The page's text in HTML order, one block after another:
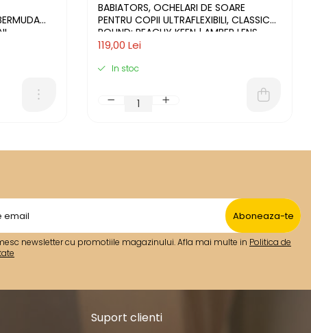
BABIATORS, OCHELARI DE SOARE
PENTRU COPII ULTRAFLEXIBILI, CLASSIC
ROUND: PEACHY KEEN | AMBER LENS
119,00 Lei
In stoc
newsletter cu promotiile magazinului. Afla mai multe in Politica de
Suport clienti